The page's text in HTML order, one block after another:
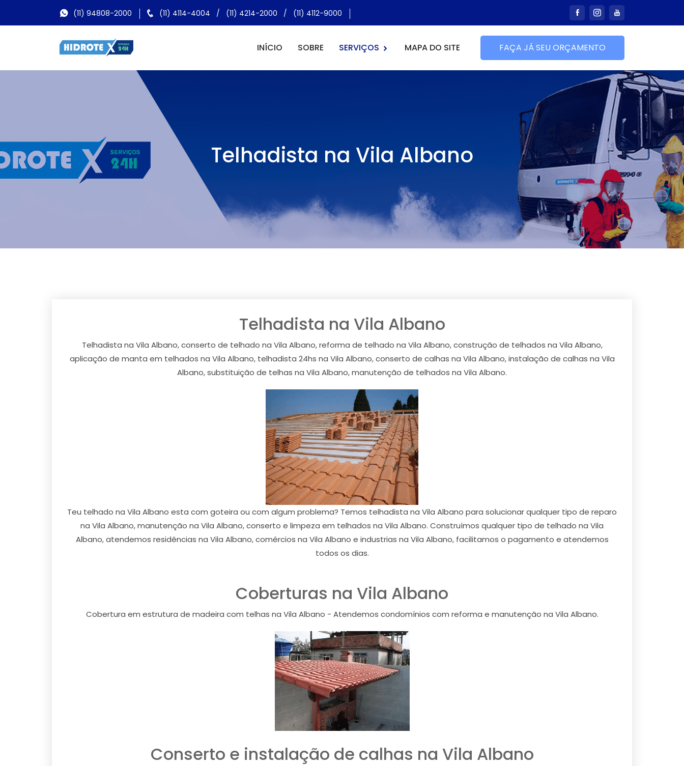
(11) 94808-2000 (11) 4114-4004 / (11) 4214-2000 / (11) 4112-9000
INÍCIO SOBRE SERVIÇOS MAPA DO SITE FAÇA JÁ SEU ORÇAMENTO
Telhadista na Vila Albano
Telhadista na Vila Albano
Telhadista na Vila Albano, conserto de telhado na Vila Albano, reforma de telhado na Vila Albano, construção de telhados na Vila Albano,
aplicação de manta em telhados na Vila Albano, telhadista 24hs na Vila Albano, conserto de calhas na Vila Albano, instalação de calhas na Vila
Albano, substituição de telhas na Vila Albano, manutenção de telhados na Vila Albano.
Teu telhado na Vila Albano esta com goteira ou com algum problema? Temos telhadista na Vila Albano para solucionar qualquer tipo de reparo
na Vila Albano, manutenção na Vila Albano, conserto e limpeza em telhados na Vila Albano. Construímos qualquer tipo de telhado na Vila
Albano, atendemos residências na Vila Albano, comércios na Vila Albano e industrias na Vila Albano, facilitamos o pagamento e atendemos
todos os dias.
Coberturas na Vila Albano
Cobertura em estrutura de madeira com telhas na Vila Albano - Atendemos condomínios com reforma e manutenção na Vila Albano.
Conserto e instalação de calhas na Vila Albano